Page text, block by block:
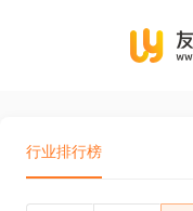
行业排行榜